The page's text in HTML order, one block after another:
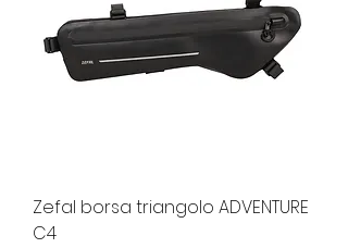
Zefal borsa triangolo ADVENTURE
C4